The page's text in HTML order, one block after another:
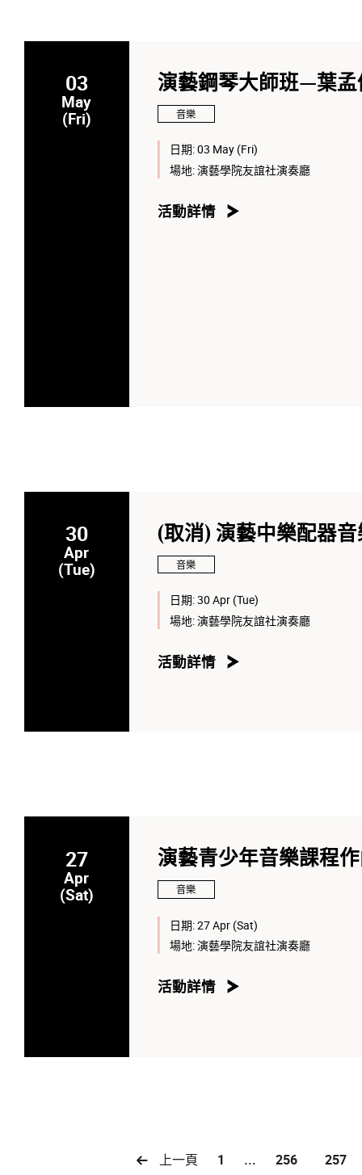
03
May
(Fri)
演藝鋼琴大師班—葉孟
音樂
日期:03 May (Fri)
場地:演藝學院友誼社演奏廳
活動詳情
30
Apr
(Tue)
(取消) 演藝中樂配器音
音樂
日期:30 Apr (Tue)
場地:演藝學院友誼社演奏廳
活動詳情
27
Apr
(Sat)
演藝青少年音樂課程
音樂
日期:27 Apr (Sat)
場地:演藝學院友誼社演奏廳
活動詳情
上一頁 1 ... 256 257